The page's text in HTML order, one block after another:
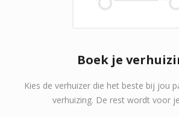
Boek je
Kies de verhuizer die het beste bij jou
verhuizing. De rest wordt voor